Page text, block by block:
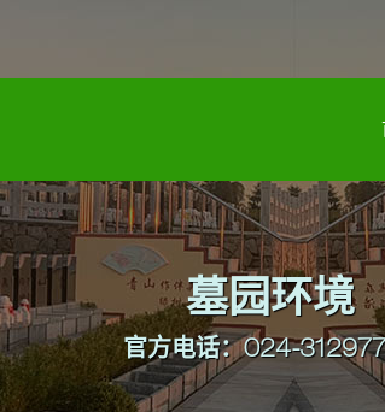
墓园环境
官方电话：024-